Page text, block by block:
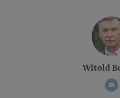
Witold